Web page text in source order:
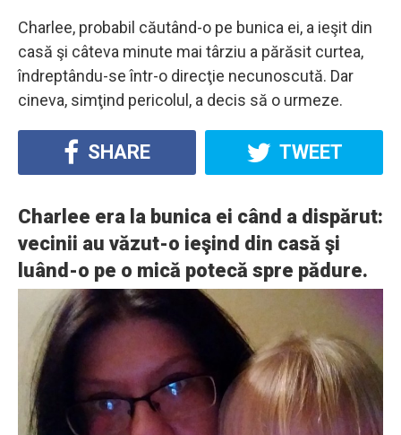
Charlee, probabil căutând-o pe bunica ei, a ieşit din
casă şi câteva minute mai târziu a părăsit curtea,
îndreptându-se într-o direcţie necunoscută. Dar
cineva, simţind pericolul, a decis să o urmeze.
SHARE TWEET
Charlee era la bunica ei când a dispărut:
vecinii au văzut-o ieşind din casă şi
luând-o pe o mică potecă spre pădure.